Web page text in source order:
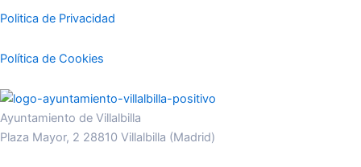
Politica de Privacidad
Política de Cookies
Ayuntamiento de Villalbilla
Plaza Mayor, 2 28810 Villalbilla (Madrid)